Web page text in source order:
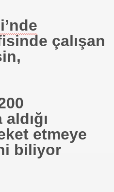
çalışan
etmeye
biliyor